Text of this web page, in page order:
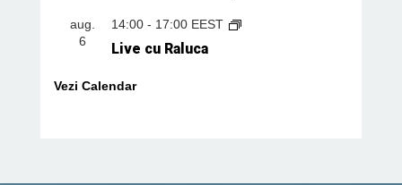
aug.
6
14:00- 17:00 EEST
Live cu Raluca
Vezi Calendar